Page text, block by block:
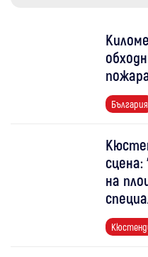
България
на